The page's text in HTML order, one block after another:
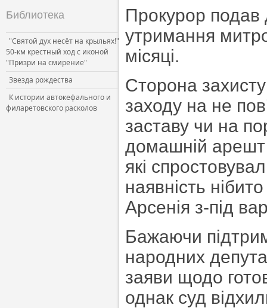
Библиотека
"Святой дух несёт на крыльях!"
50-км крестный ход с иконой
"Призри на смирение"
Звезда рождества
К истории автокефального и
филаретовского расколов
Прокурор
утримання
місяці.
Сторона
заходу на не
заставу чи на
домашній арешт
які
наявність
Арсенія з-під
Бажаючи
народних
заяви щодо
однак суд